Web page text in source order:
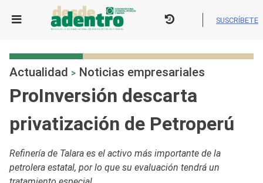
SUSCRÍBETE
Actualidad > Noticias empresariales
ProInversión descarta
privatización de Petroperú
Refinería de Talara es el activo más importante de la
petrolera estatal, por lo que su evaluación tendrá un